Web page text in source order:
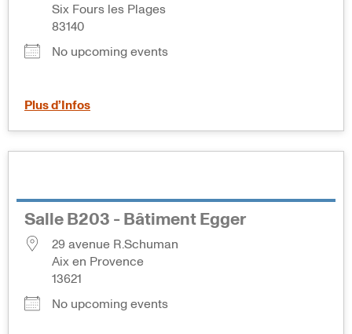
Six Fours les Plages
83140
No upcoming events
Plus d’Infos
Salle B203 - Bâtiment Egger
29 avenue R.Schuman
Aix en Provence
13621
No upcoming events